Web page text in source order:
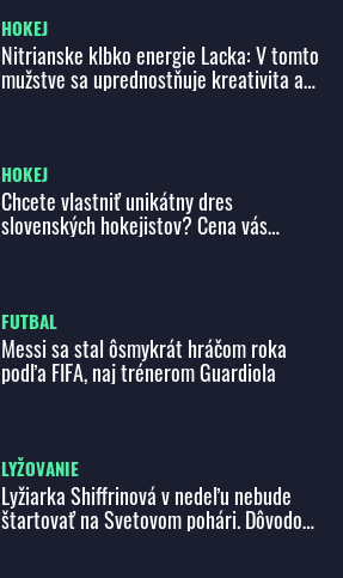
HOKEJ
Nitrianske klbko energie Lacka: V tomto
mužstve sa uprednostňuje kreativita a
HOKEJ
Chcete vlastniť unikátny dres
slovenských hokejistov? Cena vás
FUTBAL
Messi sa stal ôsmykrát hráčom roka
podľa FIFA, naj trénerom Guardiola
LYŽOVANIE
Lyžiarka Shiffrinová v nedeľu nebude
štartovať na Svetovom pohári. Dôvodom